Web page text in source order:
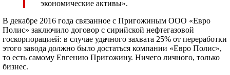
экономические активы».
В декабре 2016 года связанное с Пригожиным ООО «Евро
Полис» заключило договор с сирийской нефтегазовой
госкорпорацией: в случае удачного захвата 25% от переработки
этого завода должно было достаться компании «Евро Полис»,
то есть самому Евгению Пригожину. Ничего личного, только
бизнес.